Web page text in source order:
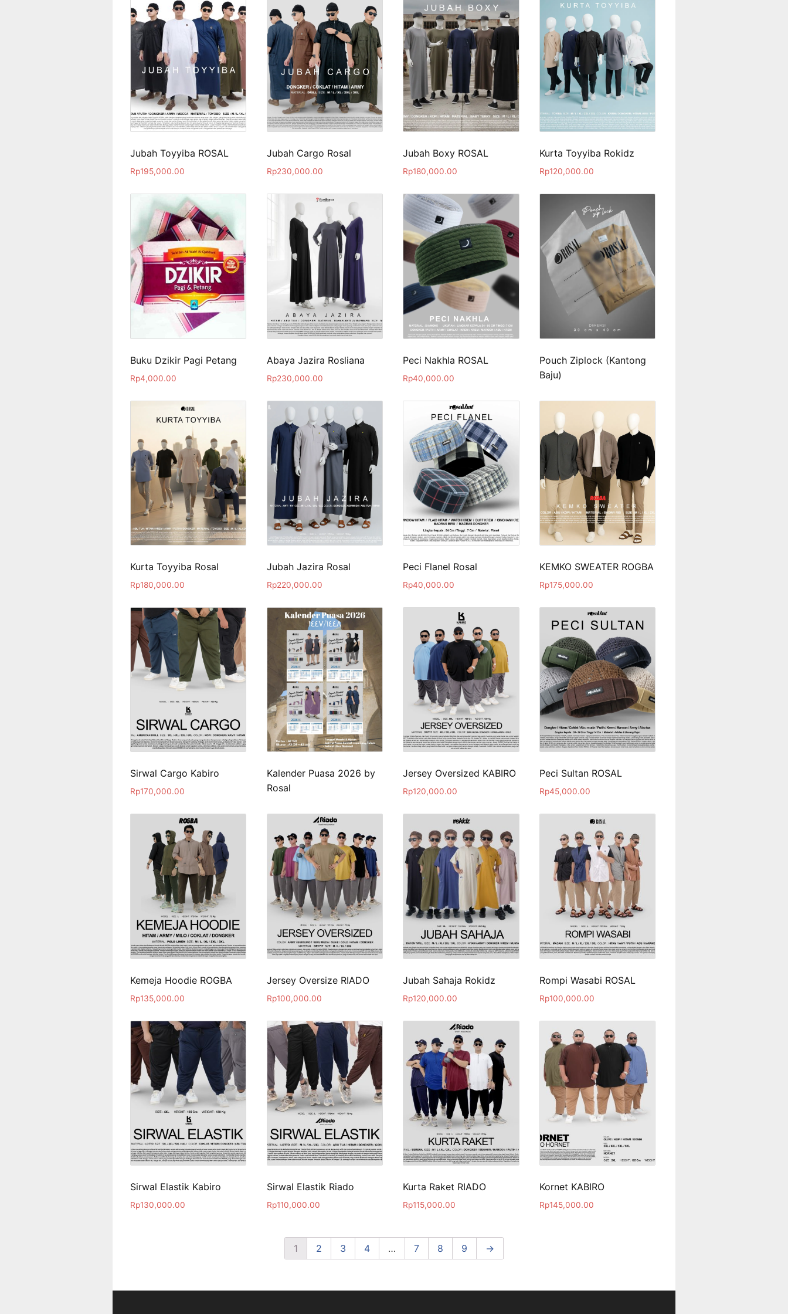
Jubah Toyyiba ROSAL
Rp195,000.00
Jubah Cargo Rosal
Rp230,000.00
Jubah Boxy ROSAL
Rp180,000.00
Kurta Toyyiba Rokidz
Rp120,000.00
Buku Dzikir Pagi Petang
Rp4,000.00
Abaya Jazira Rosliana
Rp230,000.00
Peci Nakhla ROSAL
Rp40,000.00
Pouch Ziplock (Kantong
Baju)
Kurta Toyyiba Rosal
Rp180,000.00
Jubah Jazira Rosal
Rp220,000.00
Peci Flanel Rosal
Rp40,000.00
KEMKO SWEATER ROGBA
Rp175,000.00
Sirwal Cargo Kabiro
Rp170,000.00
Kalender Puasa 2026 by
Rosal
Jersey Oversized KABIRO
Rp120,000.00
Peci Sultan ROSAL
Rp45,000.00
Kemeja Hoodie ROGBA
Rp135,000.00
Jersey Oversize RIADO
Rp100,000.00
Jubah Sahaja Rokidz
Rp120,000.00
Rompi Wasabi ROSAL
Rp100,000.00
Sirwal Elastik Kabiro
Rp130,000.00
Sirwal Elastik Riado
Rp110,000.00
Kurta Raket RIADO
Rp115,000.00
Kornet KABIRO
Rp145,000.00
1 2 3 4 … 7 8 9 →